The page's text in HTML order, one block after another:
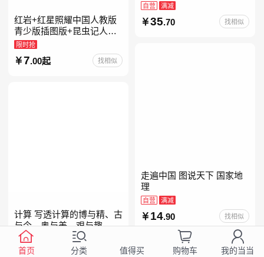
自营 满减
35.70 找相似
红岩+红星照耀中国人教版
青少版插图版+昆虫记人教
版正版原著完整版红星为什
么照耀中国八年级上册的课
外书初二课外阅读书籍人教
限时抢
7.00起 找相似
走遍中国 图说天下 国家地
理
自营 满减
14.90 找相似
计算 写透计算的博与精、古
与今、奥与美、艰与趣
自营
99
首页 分类 值得买 购物车 我的当当